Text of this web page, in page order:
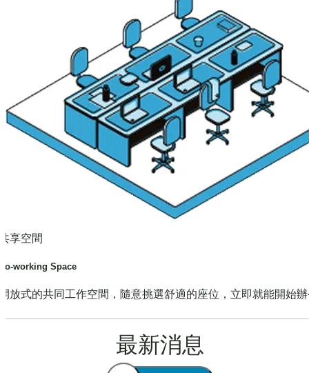
享空間
working Space
放式的共同工作空間，隨意挑選舒適的座位，立即就能開始
最新消息